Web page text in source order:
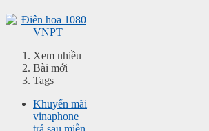
Xem nhiều
Bài mới
Tags
Khuyến mãi
vinaphone